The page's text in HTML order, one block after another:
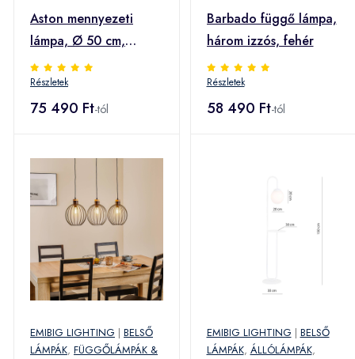
Aston mennyezeti
lámpa, Ø 50 cm,
rattan megjelenés
Részletek
75 490 Ft-tól
Barbado függő lámpa,
három izzós, fehér
Részletek
58 490 Ft-tól
EMIBIG LIGHTING | BELSŐ
LÁMPÁK, FÜGGŐLÁMPÁK &
EMIBIG LIGHTING | BELSŐ
LÁMPÁK, ÁLLÓLÁMPÁK,